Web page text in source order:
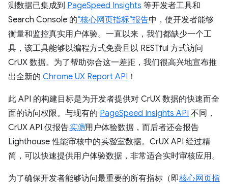
测数据已集成到 PageSpeed Insights 等开发者工具和
Search Console 的“核心网页指标”报告中，使开发者能够
衡量和监控真实用户体验。一直以来，我们都缺少一个工
具，该工具能够以编程方式免费且以 RESTful 方式访问
CrUX 数据。为了帮助弥合这一差距，我们很高兴地宣布推
出全新的 Chrome UX Report API ！
此 API 的构建目标是为开发者提供对 CrUX 数据的快速而全
面的访问权限。与现有的 PageSpeed Insights API 不同，
CrUX API 仅报告实测用户体验数据，而后者还会报告
Lighthouse 性能审核中的实验室数据。CrUX API 经过精
简，可以快速提供用户体验数据，非常适合实时审核应用。
为了确保开发者能够访问最重要的所有指标（即核心网页指